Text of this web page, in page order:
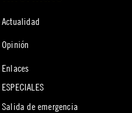
Actualidad
Opinión
Enlaces
ESPECIALES
Salida de emergencia